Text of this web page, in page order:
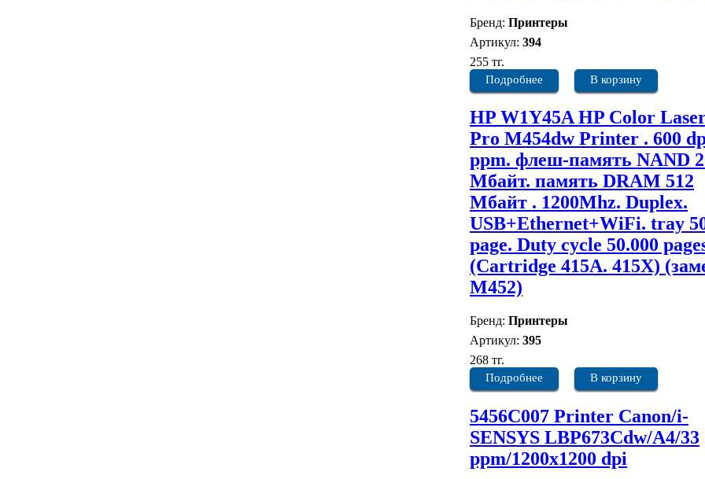
Бренд: Принтеры
Артикул: 394
255 тг.
Подробнее В корзину
HP W1Y45A HP Color
Pro M454dw Printer . 600
ppm. флеш-память NAND
Мбайт. память DRAM 512
Мбайт . 1200Mhz. Duplex.
USB+Ethernet+WiFi. tray
page. Duty cycle 50.000
(Cartridge 415A. 415X)
M452)
Бренд: Принтеры
Артикул: 395
268 тг.
Подробнее В корзину
5456C007 Printer Canon/i-
SENSYS LBP673Cdw/A4/33
ppm/1200x1200 dpi